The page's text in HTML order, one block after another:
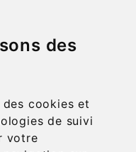
des
cookies et
de suivi
votre